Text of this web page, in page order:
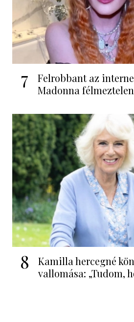
7
Felrobbant az
Madonna
8
Kamilla hercegné
vallomása: „Tudom,